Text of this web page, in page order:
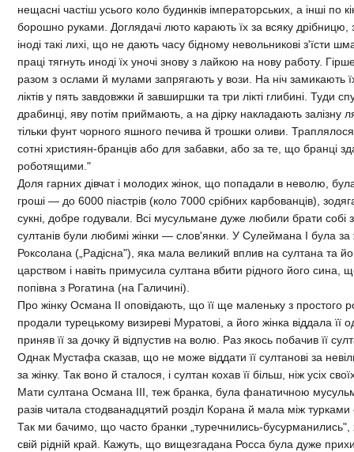
нещасні частіш усього коло будинків імператорських, а інші по
борошно руками. Доглядачі люто карають їх за всяку
іноді такі лихі, що не дають часу бідному невольникові з'їсти
праці тягнуть иноді їх уночі знову з лайкою на нову работу.
разом з ослами й мулами запрягають у вози. На ніч замикають їх
ліктів у пять завдовжки й завширшки та три лікті глибині. Туди
драбинці, яву потім приймають, а на дірку накладають залізну
тільки фунт чорного яшного печива й трошки оливи.
сотні християн-бранців або для забавки, або за те, що бранці
роботящими."
Доля гарних дівчат і молодих жінок, що попадали в неволю,
гроші — до 6000 піастрів (коло 7000 срібних карбованців),
сукні, добре годували. Всі мусульмане дуже любили брати собі
султанів були любимі жінки — слов'янки. У Сулеймана І була за
Роксолана („Радісна"), яка мала великий вплив на султана та
царством і навіть примусила султана вбити рідного його сина,
попівна з Рогатина (на Галичині).
Про жінку Османа II оповідають, що її ще маленьку з простого
продали турецькому визиреві Муратові, а його жінка віддала її
приняв її за дочку й відпустив на волю. Раз якось побачив її
Однак Мустафа сказав, що не може віддати її султанові за
за жінку. Так воно й сталося, і султан кохав її більш, ніж усіх
Мати султана Османа III, теж бранка, була фанатичною
разів читала стодванадцятий розділ Корана й мала між
Так ми бачимо, що часто бранки „туречнились-
свій рідній край. Кажуть, що вищезгадана Росса була дуже